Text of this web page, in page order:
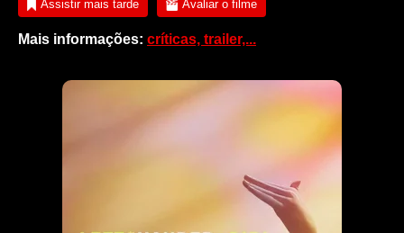
Assistir mais tarde Avaliar o filme
Mais informações: críticas, trailer,...